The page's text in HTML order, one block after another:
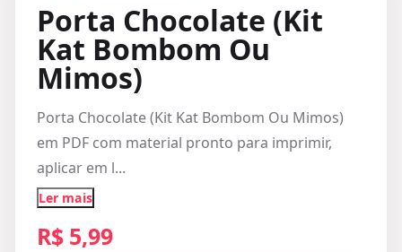
Porta Chocolate (Kit
Kat Bombom Ou
Mimos)
Porta Chocolate (Kit Kat Bombom Ou Mimos)
em PDF com material pronto para imprimir,
aplicar em l...
Ler mais
R$ 5,99